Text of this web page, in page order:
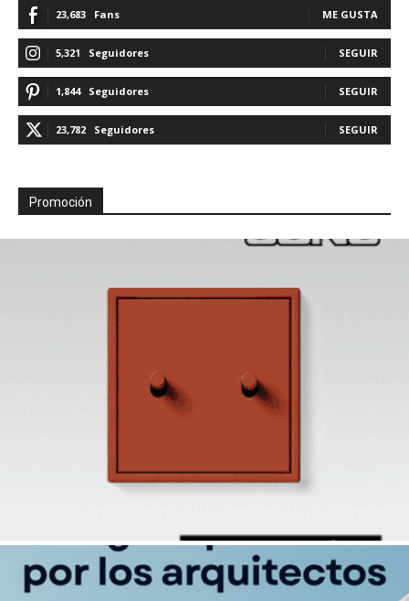
23,683 Fans ME GUSTA
5,321 Seguidores SEGUIR
1,844 Seguidores SEGUIR
23,782 Seguidores SEGUIR
Promoción